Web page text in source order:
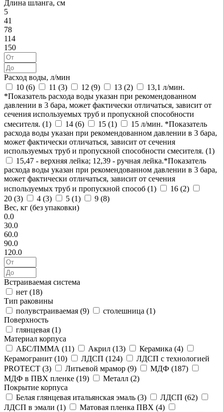
Длина шланга, см
5
41
78
114
150
Расход воды, л/мин
10 (6) 11 (3) 12 (9) 13 (2)
13,1 л/мин.
*Показатель расхода воды указан при рекомендованном
давлении в 3 бара, может фактически отличаться, зависит от
сечения используемых труб и пропускной способности
смесителя. (1) 14 (6) 15 (1)
15 л/мин. *Показатель
расхода воды указан при рекомендованном давлении в 3 бара,
может фактически отличаться, зависит от сечения
используемых труб и пропускной способности смесителя. (1)
15,47 - верхняя лейка; 12,39 - ручная лейка.*Показатель
расхода воды указан при рекомендованном давлении в 3 бара,
может фактически отличаться, зависит от сечения
используемых труб и пропускной способ (1) 16 (2)
20 (3) 4 (3) 5 (1) 9 (8)
Вес, кг (без упаковки)
0.0
30.0
60.0
90.0
120.0
Встраиваемая система
нет (18)
Тип раковины
полувстраиваемая (9) столешница (1)
Поверхность
глянцевая (1)
Материал корпуса
АБС/ПММА (11) Акрил (13) Керамика (4)
Керамогранит (10) ЛДСП (124)
ЛДСП с технологией
PROTECT (3) Литьевой мрамор (9) МДФ (187)
МДФ в ПВХ пленке (19) Металл (2)
Покрытие корпуса
Белая глянцевая итальянская эмаль (3) ЛДСП (62)
ЛДСП в эмали (1) Матовая пленка ПВХ (4)